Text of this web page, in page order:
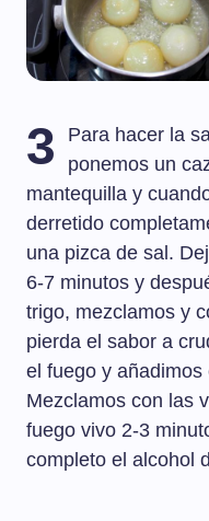
3
Para hacer la
ponemos un
mantequilla y
derretido
una pizca de sal.
6-7 minutos y
trigo, mezclamos y
pierda el sabor a
el fuego y
Mezclamos con las
fuego vivo 2-3
completo el alcohol